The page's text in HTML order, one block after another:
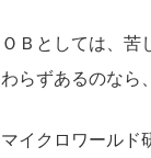
ＯＢとしては、苦
わらずあるのなら
マイクロワールド